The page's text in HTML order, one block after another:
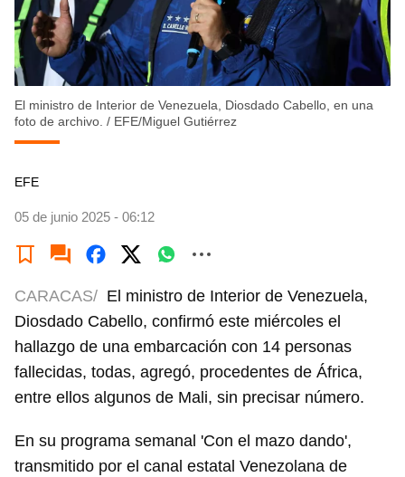
El ministro de Interior de Venezuela, Diosdado Cabello, en una
foto de archivo. / EFE/Miguel Gutiérrez
EFE
05 de junio 2025 - 06:12
CARACAS/ El ministro de Interior de Venezuela,
Diosdado Cabello, confirmó este miércoles el
hallazgo de una embarcación con 14 personas
fallecidas, todas, agregó, procedentes de África,
entre ellos algunos de Mali, sin precisar número.
En su programa semanal 'Con el mazo dando',
transmitido por el canal estatal Venezolana de